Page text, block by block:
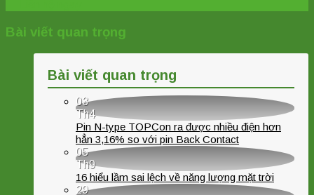
Bài viết quan trọng
Bài viết quan trọng
03
Th4
Pin N-type TOPCon ra được nhiều điện hơn
hẳn 3,16% so với pin Back Contact
05
Th9
16 hiểu lầm sai lệch về năng lượng mặt trời
29